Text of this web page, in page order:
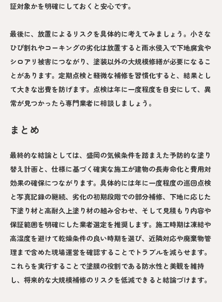
証対象かを明確にしておくと安心です。
最後に、放置によるリスクを具体的に考えてみましょう。小さな
ひび割れやコーキングの劣化は放置すると雨水侵入で下地腐食や
シロアリ被害につながり、塗装以外の大規模修繕が必要になるこ
とがあります。定期点検と軽微な補修を習慣化すると、結果とし
て大きな出費を防げます。点検は年に一度程度を目安にして、異
常が見つかったら専門業者に相談しましょう。
まとめ
最終的な結論としては、盛岡の気候条件を踏まえた予防的な塗り
替え計画と、仕様に基づく確実な施工が建物の長寿命化と費用対
効果の確保につながります。具体的には年に一度程度の巡回点検
と写真記録の継続、劣化の初期段階での部分補修、下地に応じた
下塗り材と高耐久上塗り材の組み合わせ、そして見積もり内容や
保証範囲を明確にした業者選定を推奨します。施工時期は凍結や
高湿度を避けて乾燥条件の良い時期を選び、近隣対応や廃棄物管
理まで含めた現場運営を確認することでトラブルを減らせます。
これらを実行することで塗膜の役割である防水性と美観を維持
し、将来的な大規模補修のリスクを低減できると結論づけます。